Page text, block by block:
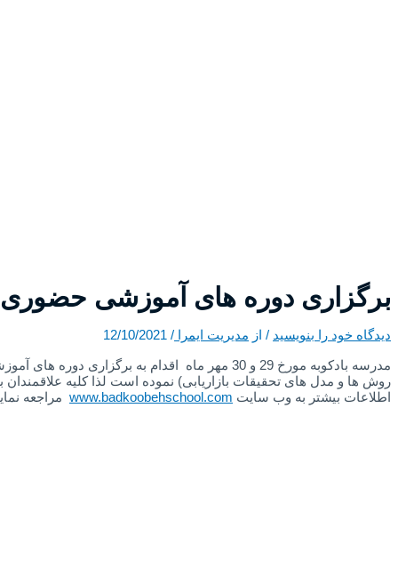
برگزاری دوره های آموزشی حضوری
دیدگاه‌ خود را بنویسید / از مدیریت ایمرا /
12/10/2021
مدرسه بادکوبه مورخ 29 و 30 مهر ماه اقدام به
روش ها و مدل های تحقیقات بازاریابی) نموده است لذا کلیه
اطلاعات بیشتر به وب سایت www.badkoobehschool.com مراجعه